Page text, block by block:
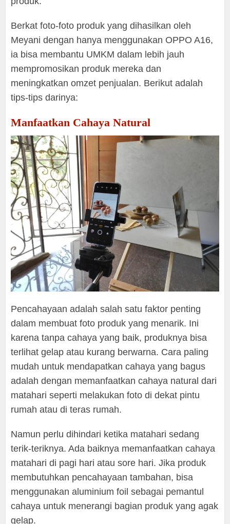
Berkat foto-foto produk yang dihasilkan oleh
Meyani dengan hanya menggunakan OPPO A16,
ia bisa membantu UMKM dalam lebih jauh
mempromosikan produk mereka dan
meningkatkan omzet penjualan. Berikut adalah
tips-tips darinya:
Manfaatkan Cahaya Natural
Pencahayaan adalah salah satu faktor penting
dalam membuat foto produk yang menarik. Ini
karena tanpa cahaya yang baik, produknya bisa
terlihat gelap atau kurang berwarna. Cara paling
mudah untuk mendapatkan cahaya yang bagus
adalah dengan memanfaatkan cahaya natural dari
matahari seperti melakukan foto di dekat pintu
rumah atau di teras rumah.
Namun perlu dihindari ketika matahari sedang
terik-teriknya. Ada baiknya memanfaatkan cahaya
matahari di pagi hari atau sore hari. Jika produk
membutuhkan pencahayaan tambahan, bisa
menggunakan aluminium foil sebagai pemantul
cahaya untuk menerangi bagian produk yang agak
gelap.